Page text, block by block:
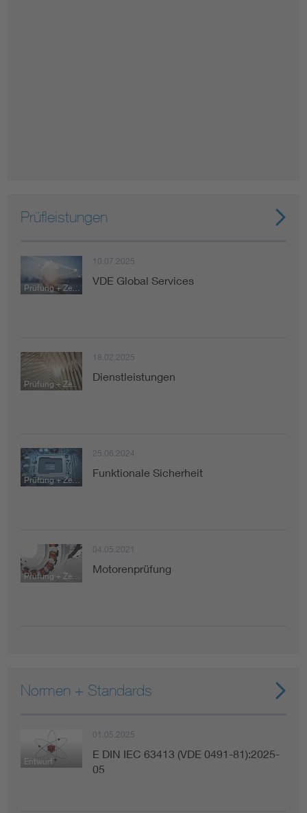
Prüfleistungen
10.07.2025
VDE Global Services
Prüfung + Zertifizierung
18.02.2025
Dienstleistungen
25.06.2024
Funktionale Sicherheit
04.05.2021
Motorenprüfung
Normen + Standards
Entwurf
01.05.2025
E DIN IEC 63413 (VDE 0491-81):2025-
05